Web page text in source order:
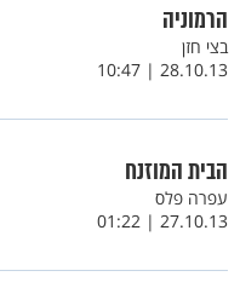
הרמוניה
בצי חזן
28.10.13 | 10:47
הבית המוזנח
עפרה פלס
27.10.13 | 01:22